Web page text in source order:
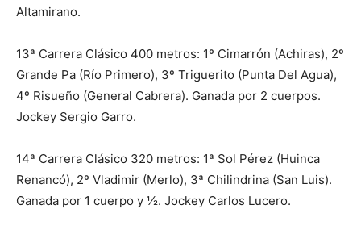
Altamirano.
13ª Carrera Clásico 400 metros: 1º Cimarrón (Achiras), 2º
Grande Pa (Río Primero), 3º Triguerito (Punta Del Agua),
4º Risueño (General Cabrera). Ganada por 2 cuerpos.
Jockey Sergio Garro.
14ª Carrera Clásico 320 metros: 1ª Sol Pérez (Huinca
Renancó), 2º Vladimir (Merlo), 3ª Chilindrina (San Luis).
Ganada por 1 cuerpo y ½. Jockey Carlos Lucero.